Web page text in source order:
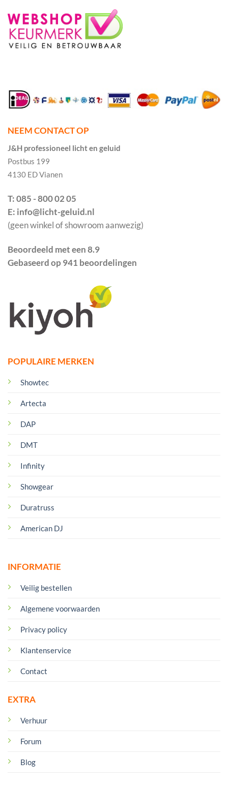
POPULAIRE MERKEN
Showtec
Artecta
DAP
DMT
Infinity
Showgear
Duratruss
American DJ
INFORMATIE
Veilig bestellen
Algemene voorwaarden
Privacy policy
Klantenservice
Contact
EXTRA
Verhuur
Forum
Blog
NEEM CONTACT OP
J&H professioneel licht en geluid
Postbus 199
4130 ED Vianen
T: 085 - 800 02 05
E: info@licht-geluid.nl
(geen winkel of showroom aanwezig)
Beoordeeld met een 8.9
Gebaseerd op 941 beoordelingen